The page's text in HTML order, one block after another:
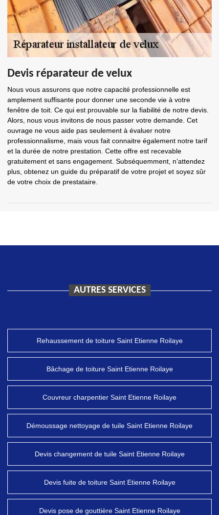
Devis réparateur de velux
Nous vous assurons que notre capacité professionnelle est
amplement suffisante pour donner une seconde vie à votre
fenêtre de toit. Ce qui est prouvable sur la fiabilité de notre devis.
Alors, nous vous invitons de nous passer votre demande. Cet
ouvrage ne vous aide pas seulement à évaluer notre
professionnalisme, mais vous fait connaitre également notre tarif
et la durée de notre prestation. Cette offre est recevable
gratuitement et sans engagement. Subséquemment, n’attendez
plus, obtenez un guide du préparatif de votre projet et soyez sûr
de votre choix de prestataire.
AUTRES SERVICES
Rehaussement de toiture Saint Etienne Roilaye
Bâchage de toiture Saint Etienne Roilaye
Couvreur charpentier Saint Etienne Roilaye
Démoussage nettoyage de tuile Saint Etienne Roilaye
Devis changement de tuile Saint Etienne Roilaye
Devis fuite de toiture Saint Etienne Roilaye
Devis pose de gouttière Saint Etienne Roilaye